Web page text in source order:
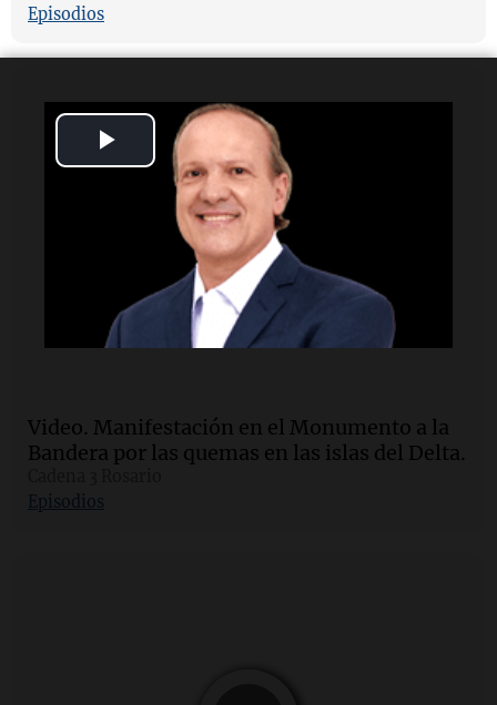
Play
Video
Episodios
Video. Manifestación en el Monumento a la
Bandera por las quemas en las islas del Delta.
Episodios